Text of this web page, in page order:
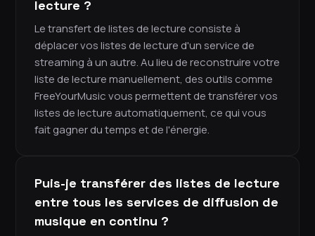
lecture ?
Le transfert de listes de lecture consiste à
déplacer vos listes de lecture d'un service de
streaming à un autre. Au lieu de reconstruire votre
liste de lecture manuellement, des outils comme
FreeYourMusic vous permettent de transférer vos
listes de lecture automatiquement, ce qui vous
fait gagner du temps et de l'énergie.
Puis-je transférer des listes de lecture
entre tous les services de diffusion de
musique en continu ?